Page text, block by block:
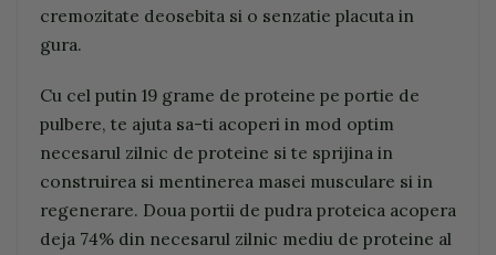
cremozitate deosebita si o senzatie placuta in
gura.
Cu cel putin 19 grame de proteine pe portie de
pulbere, te ajuta sa-ti acoperi in mod optim
necesarul zilnic de proteine si te sprijina in
construirea si mentinerea masei musculare si in
regenerare. Doua portii de pudra proteica acopera
deja 74% din necesarul zilnic mediu de proteine al